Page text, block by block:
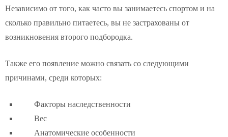
Независимо от того, как часто вы занимаетесь спортом и на
сколько правильно питаетесь, вы не застрахованы от
возникновения второго подбородка.
Также его появление можно связать со следующими
причинами, среди которых:
Факторы наследственности
Вес
Анатомические особенности